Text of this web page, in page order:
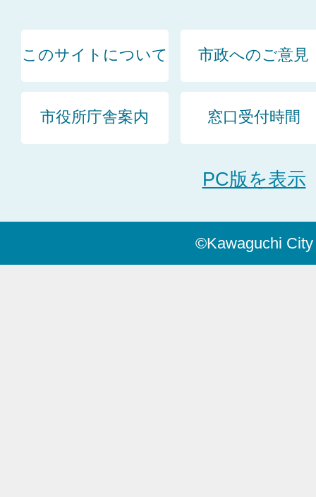
このサイトについて 市政へのご意見
市役所庁舎案内 窓口受付時間
PC版を表示
©Kawaguchi City